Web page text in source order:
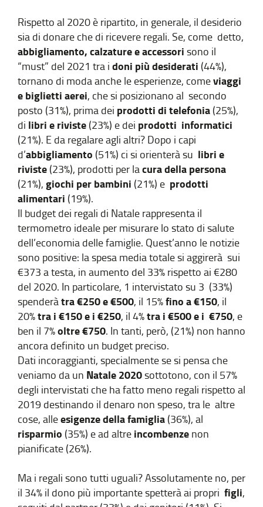
Rispetto al 2020 è ripartito, in generale, il desiderio
sia di donare che di ricevere regali. Se, come detto,
abbigliamento, calzature e accessori sono il
“must” del 2021 tra i doni più desiderati (44%),
tornano di moda anche le esperienze, comeviaggi
e biglietti aerei, che si posizionano al secondo
posto (31%), prima dei prodotti di telefonia (25%),
di libri e riviste (23%) e dei prodotti informatici
(21%). E da regalare agli altri? Dopo i capi
d’abbigliamento (51%) ci si orienterà su libri e
riviste (23%), prodotti per lacura della persona
(21%), giochi per bambini (21%) e prodotti
alimentari (19%).
Il budget dei regali di Natale rappresenta il
termometro ideale per misurare lo stato di salute
dell’economia delle famiglie. Quest’anno le notizie
sono positive: la spesa media totale si aggirerà sui
€373 a testa, in aumento del 33% rispetto ai €280
del 2020. In particolare, 1 intervistato su 3 (33%)
spenderàtra €250 e €500, il 15%fino a €150, il
20%tra i €150 e i €250, il 4%tra i €500 e i €750, e
ben il 7%oltre €750. In tanti, però, (21%) non hanno
ancora definito un budget preciso.
Dati incoraggianti, specialmente se si pensa che
veniamo da un Natale 2020sottotono, con il 57%
degli intervistati che ha fatto meno regali rispetto al
2019 destinando il denaro non speso, tra le altre
cose, alleesigenze della famiglia (36%), al
risparmio (35%) e ad altre incombenze non
pianificate (26%).
Ma i regali sono tutti uguali? Assolutamente no, per
il 34% il dono più importante spetterà ai propri figli,